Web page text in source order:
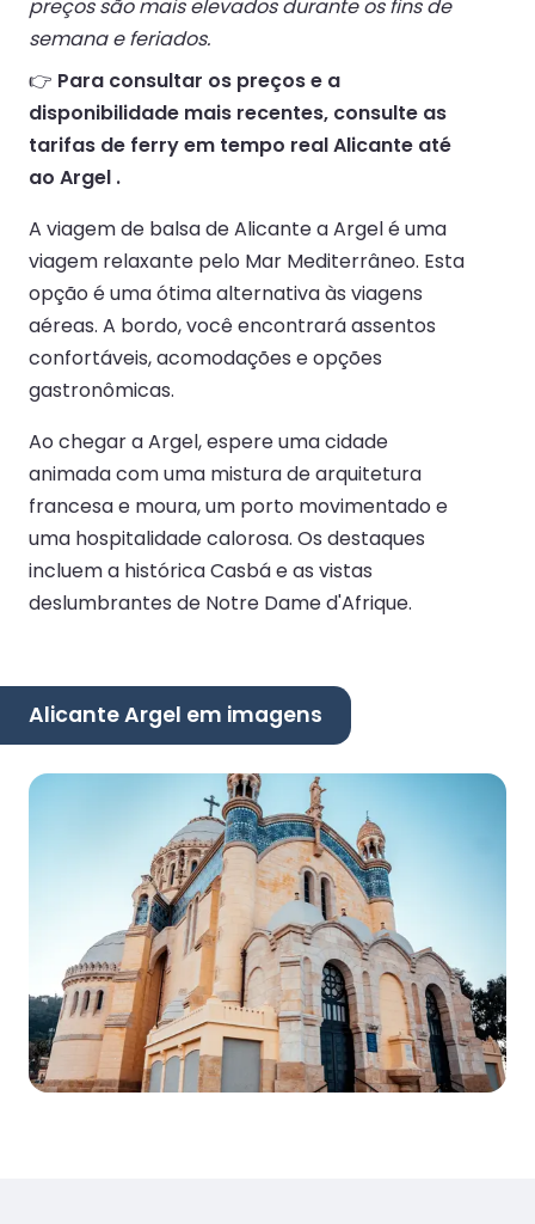
preços são mais elevados durante os fins de
semana e feriados.
👉 Para consultar os preços e a
disponibilidade mais recentes, consulte as
tarifas de ferry em tempo real Alicante até
ao Argel .
A viagem de balsa de Alicante a Argel é uma
viagem relaxante pelo Mar Mediterrâneo. Esta
opção é uma ótima alternativa às viagens
aéreas. A bordo, você encontrará assentos
confortáveis, acomodações e opções
gastronômicas.
Ao chegar a Argel, espere uma cidade
animada com uma mistura de arquitetura
francesa e moura, um porto movimentado e
uma hospitalidade calorosa. Os destaques
incluem a histórica Casbá e as vistas
deslumbrantes de Notre Dame d'Afrique.
Alicante Argel em imagens